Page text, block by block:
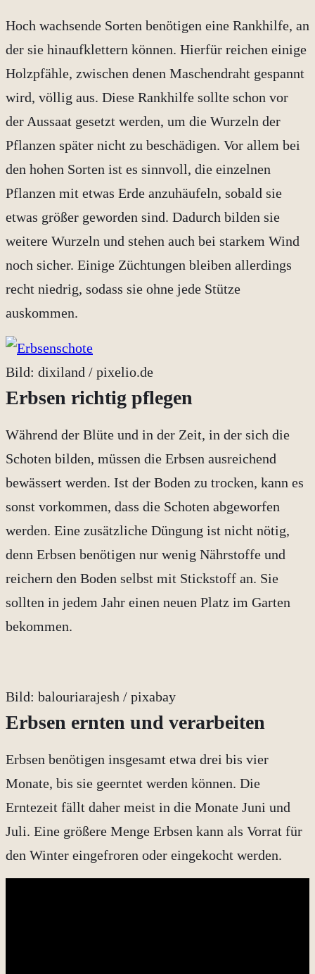
Hoch wachsende Sorten benötigen eine Rankhilfe, an
der sie hinaufklettern können. Hierfür reichen einige
Holzpfähle, zwischen denen Maschendraht gespannt
wird, völlig aus. Diese Rankhilfe sollte schon vor
der Aussaat gesetzt werden, um die Wurzeln der
Pflanzen später nicht zu beschädigen. Vor allem bei
den hohen Sorten ist es sinnvoll, die einzelnen
Pflanzen mit etwas Erde anzuhäufeln, sobald sie
etwas größer geworden sind. Dadurch bilden sie
weitere Wurzeln und stehen auch bei starkem Wind
noch sicher. Einige Züchtungen bleiben allerdings
recht niedrig, sodass sie ohne jede Stütze
auskommen.
Bild: dixiland / pixelio.de
Erbsen richtig pflegen
Während der Blüte und in der Zeit, in der sich die
Schoten bilden, müssen die Erbsen ausreichend
bewässert werden. Ist der Boden zu trocken, kann es
sonst vorkommen, dass die Schoten abgeworfen
werden. Eine zusätzliche Düngung ist nicht nötig,
denn Erbsen benötigen nur wenig Nährstoffe und
reichern den Boden selbst mit Stickstoff an. Sie
sollten in jedem Jahr einen neuen Platz im Garten
bekommen.
Bild: balouriarajesh / pixabay
Erbsen ernten und verarbeiten
Erbsen benötigen insgesamt etwa drei bis vier
Monate, bis sie geerntet werden können. Die
Erntezeit fällt daher meist in die Monate Juni und
Juli. Eine größere Menge Erbsen kann als Vorrat für
den Winter eingefroren oder eingekocht werden.